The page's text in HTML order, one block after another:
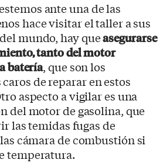
ante una de las
hace visitar el taller a sus
mundo, hay queasegurarse
tanto del motor
batería, que son los
de reparar en estos
aspecto a vigilar es una
del motor de gasolina, que
las temidas fugas de
cámara de combustión si
temperatura.